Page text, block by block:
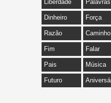
Liberdade Palavras
Dinheiro Força
Razão Caminho
Fim Falar
Pais Música
Futuro